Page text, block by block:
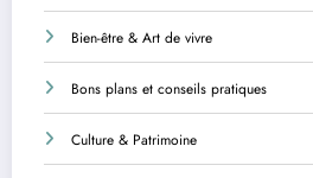
Bien-être & Art de vivre
Bons plans et conseils pratiques
Culture & Patrimoine